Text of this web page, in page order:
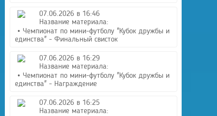
07.06.2026 в 16:46
Название материала:
• Чемпионат по мини-футболу "Кубок дружбы и
единства" - Финальный свисток
07.06.2026 в 16:29
Название материала:
• Чемпионат по мини-футболу "Кубок дружбы и
единства" - Награждение
07.06.2026 в 16:25
Название материала: